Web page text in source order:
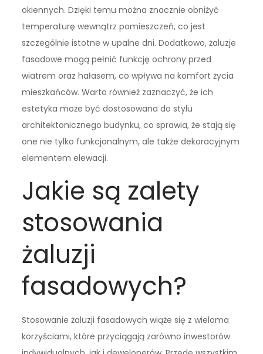
okiennych. Dzięki temu można znacznie obniżyć
temperaturę wewnątrz pomieszczeń, co jest
szczególnie istotne w upalne dni. Dodatkowo, żaluzje
fasadowe mogą pełnić funkcję ochrony przed
wiatrem oraz hałasem, co wpływa na komfort życia
mieszkańców. Warto również zaznaczyć, że ich
estetyka może być dostosowana do stylu
architektonicznego budynku, co sprawia, że stają się
one nie tylko funkcjonalnym, ale także dekoracyjnym
elementem elewacji.
Jakie są zalety
stosowania
żaluzji
fasadowych?
Stosowanie żaluzji fasadowych wiąże się z wieloma
korzyściami, które przyciągają zarówno inwestorów